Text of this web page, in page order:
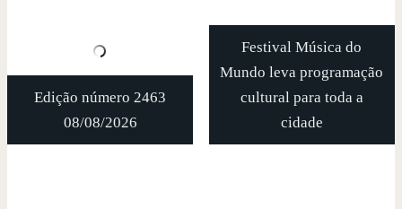
Edição número 2463
08/08/2026
Festival Música do
Mundo leva programação
cultural para toda a
cidade